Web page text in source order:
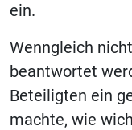
ein.
Wenngleich
beantwortet
Beteiligten ein
machte, wie